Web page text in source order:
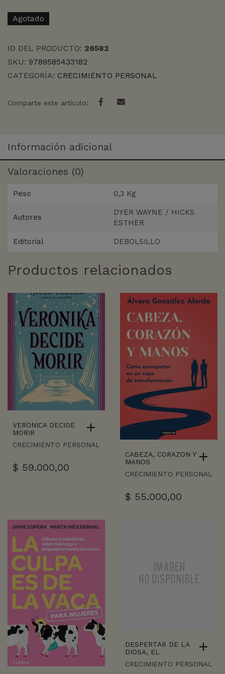
Agotado
ID DEL PRODUCTO: 26582
SKU: 9789585433182
CATEGORÍA: CRECIMIENTO PERSONAL
Comparte este artículo:
Información adicional
Valoraciones (0)
Peso 0,3 Kg
Autores
DYER WAYNE / HICKS
ESTHER
Editorial DEBOLS!LLO
Productos relacionados
VERONICA DECIDE
MORIR
CRECIMIENTO PERSONAL
$ 59.000,00
CABEZA, CORAZON Y
MANOS
CRECIMIENTO PERSONAL
$ 55.000,00
DESPERTAR DE LA
DIOSA, EL
CRECIMIENTO PERSONAL